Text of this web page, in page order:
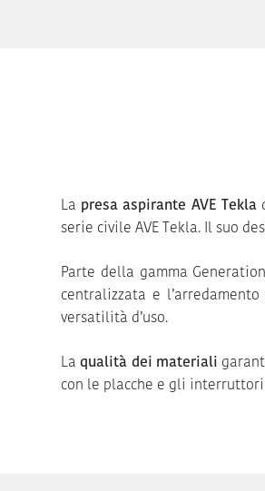
La presa aspirante AVE Tekla
serie civile AVE Tekla. Il suo
Parte della gamma
centralizzata e l’arredamento
versatilità d’uso.
Laqualità dei materiali
con le placche e gli